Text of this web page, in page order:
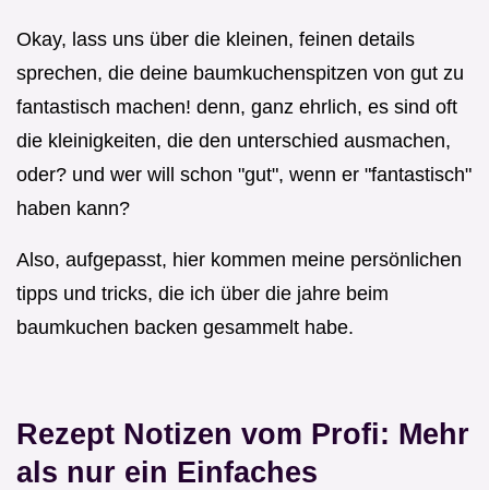
Okay, lass uns über die kleinen, feinen details
sprechen, die deine baumkuchenspitzen von gut zu
fantastisch machen! denn, ganz ehrlich, es sind oft
die kleinigkeiten, die den unterschied ausmachen,
oder? und wer will schon "gut", wenn er "fantastisch"
haben kann?
Also, aufgepasst, hier kommen meine persönlichen
tipps und tricks, die ich über die jahre beim
baumkuchen backen gesammelt habe.
Rezept Notizen vom Profi: Mehr
als nur ein Einfaches